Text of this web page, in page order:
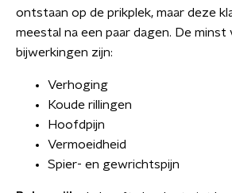
ontstaan op de prikplek, maar deze
meestal na een paar dagen. De
bijwerkingen zijn:
Verhoging
Koude rillingen
Hoofdpijn
Vermoeidheid
Spier- en gewrichtspijn